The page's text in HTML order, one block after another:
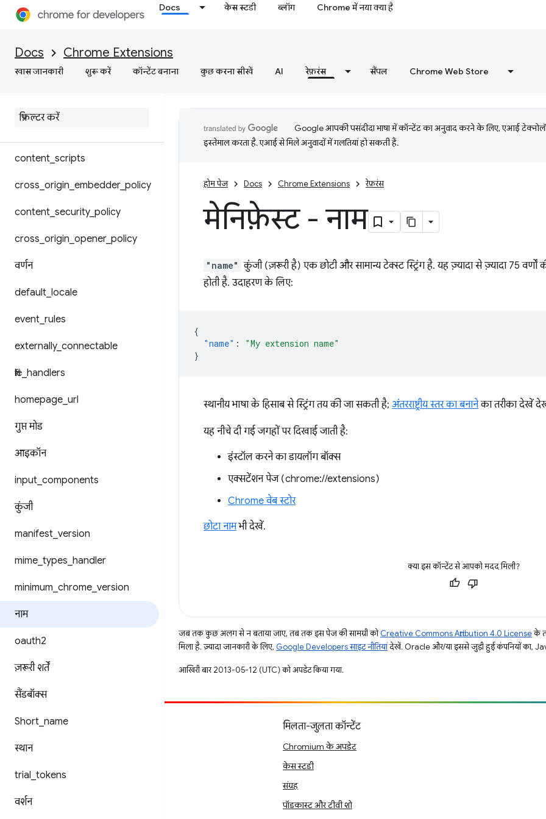
Docs केस स्टडी ब्लॉग Chrome में नया क्या है
Docs Chrome Extensions
खास जानकारी शुरू करें कॉन्टेंट बनाना कुछ करना सीखें AI रेफ़रंस सैंपल Chrome Web Store
शेयर किए गए मॉड्यूल
content scripts
cross origin embedder_ policy
content security_ policy
cross origin opener_ policy
वर्णन
default locale
event rules
externally_ connectable
file handlers
homepage url
गुप्त मोड
आइकॉन
input components
कुंजी
manifest version
mime types handler
minimum chrome version
नाम
oauth2
ज़रूरी शर्तें
सैंडबॉक्स
Short name
स्थान
trial tokens
वर्शन
Google आपकी पसंदीदा भाषा में कॉन्टेंट का अनुवाद करने के लिए, एआई
इस्तेमाल करता है. एआई से मिले अनुवादों में गलतियां हो सकती हैं.
होम पेज Docs Chrome Extensions रेफ़रंस
मेनिफ़ेस्ट - नाम
"name" कुंजी (ज़रूरी है) एक छोटी और सामान्य टेक्स्ट स्ट्रिंग है. यह ज़्यादा से ज़्यादा 75
होती है. उदाहरण के लिए:
{
"name" :
"My extension name"
}
स्थानीय भाषा के हिसाब से स्ट्रिंग तय की जा सकती है; अंतरराष्ट्रीय स्तर का बनानेका तरीका देखें
यह नीचे दी गई जगहों पर दिखाई जाती है:
इंस्टॉल करने का डायलॉग बॉक्स
एक्सटेंशन पेज (chrome://extensions)
Chrome वेब स्टोर
छोटा नामभी देखें.
क्या इस कॉन्टेंट से आपको मदद मिली?
जब तक कुछ अलग से न बताया जाए, तब तक इस पेज की सामग्री कोCreative Commons Attribution 4.0 Licenseके
मिला है. ज़्यादा जानकारी के लिए, Google Developers साइट नीतियांदेखें. Oracle और/या इससे जुड़ी हुई कंपनियों का,
आखिरी बार 2013-05-12 (UTC) को अपडेट किया गया.
सहयोग करें
बग दायर करें
मिलता-जुलता कॉन्टेंट
Chromium के अपडेट
केस स्टडी
संग्रह
पॉडकास्ट और टीवी शो